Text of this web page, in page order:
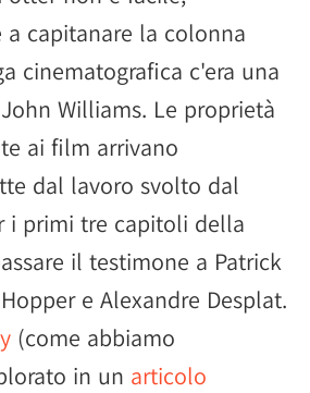
a capitanare la colonna
cinematografica c'era una
Williams. Le proprietà
ai film arrivano
dal lavoro svolto dal
i primi tre capitoli della
il testimone a Patrick
e Alexandre Desplat.
(come abbiamo
in un articolo